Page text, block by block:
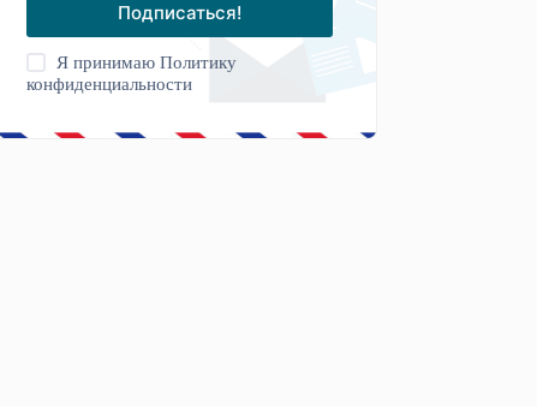
Подписаться!
Я принимаюПолитику
конфиденциальности